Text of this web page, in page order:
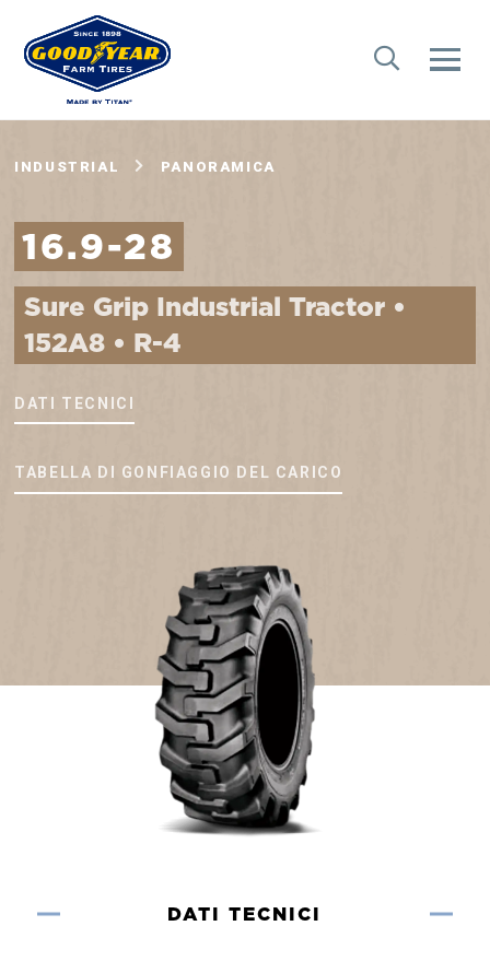
INDUSTRIAL PANORAMICA
16.9-28
Sure Grip Industrial Tractor •
152A8 • R-4
DATI TECNICI
TABELLA DI GONFIAGGIO DEL CARICO
DATI TECNICI